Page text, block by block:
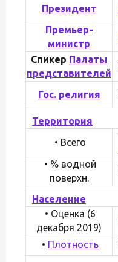
Президент
Премьер-
министр
Спикер Палаты
представителей
Гос. религия
Территория
• Всего
• % водной
поверхн.
Население
• Оценка (6
декабря 2019)
• Плотность